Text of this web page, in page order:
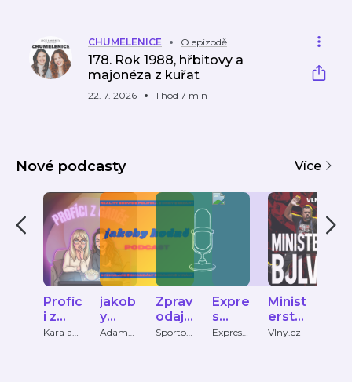
CHUMELENICE O epizodě
178. Rok 1988, hřbitovy a
majonéza z kuřat
22. 7. 2026 1 hod 7 min
Nové podcasty Více
Profíc
i z
gauče
Kara a
jakob
y
hodn
Adam
Zprav
odaj
Sport
Sportov
Expre
s
Drive
Expres
Minist
erstv
o
Vlny.cz